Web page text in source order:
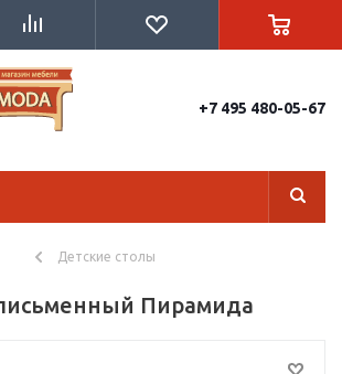
+7 495 480-05-67
Детские столы
Пирамида